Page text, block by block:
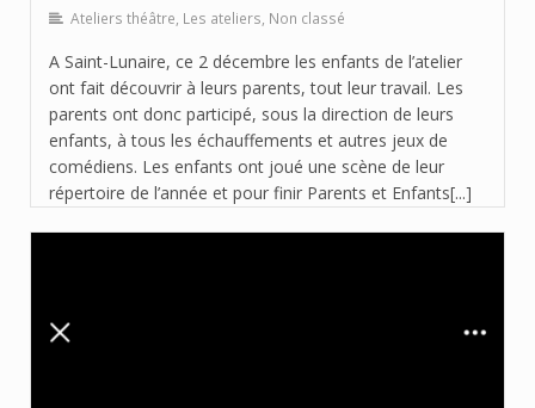
Ateliers théâtre Les ateliers Non classé
A Saint-Lunaire, ce 2 décembre les enfants de l’atelier
ont fait découvrir à leurs parents, tout leur travail. Les
parents ont donc participé, sous la direction de leurs
enfants, à tous les échauffements et autres jeux de
comédiens. Les enfants ont joué une scène de leur
répertoire de l’année et pour finir Parents et Enfants[...]